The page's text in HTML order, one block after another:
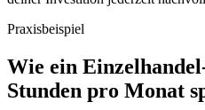
Praxisbeispiel
Wie ein Einzelhandel
Stunden pro Monat